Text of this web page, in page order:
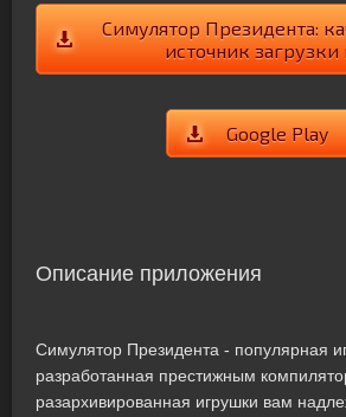
Симулятор Президента:
источник загрузки
Google Play
Описание приложения
Симулятор Президента - популярная
разработанная престижным
разархивированная игрушки вам